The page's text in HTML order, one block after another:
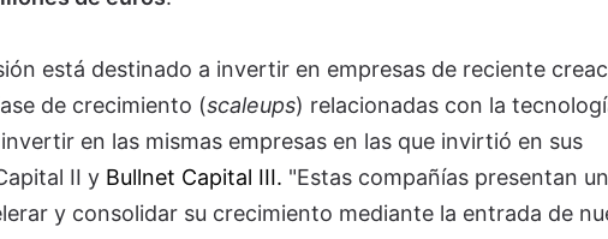
está destinado a invertir en empresas de reciente
de crecimiento (scaleups) relacionadas con la
en las mismas empresas en las que invirtió en sus
II y Bullnet Capital III. "Estas compañías presentan
y consolidar su crecimiento mediante la entrada de